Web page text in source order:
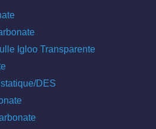
Igloo Transparente
DES